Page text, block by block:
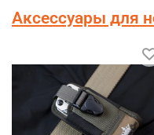
Аксессуары для